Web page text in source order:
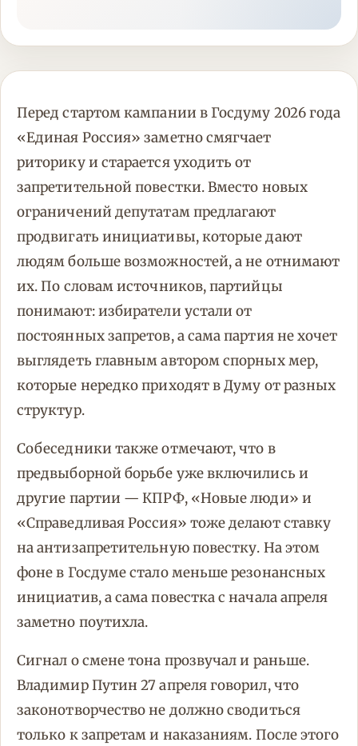
Перед стартом кампании в Госдуму 2026 года
«Единая Россия» заметно смягчает
риторику и старается уходить от
запретительной повестки. Вместо новых
ограничений депутатам предлагают
продвигать инициативы, которые дают
людям больше возможностей, а не отнимают
их. По словам источников, партийцы
понимают: избиратели устали от
постоянных запретов, а сама партия не хочет
выглядеть главным автором спорных мер,
которые нередко приходят в Думу от разных
структур.
Собеседники также отмечают, что в
предвыборной борьбе уже включились и
другие партии — КПРФ, «Новые люди» и
«Справедливая Россия» тоже делают ставку
на антизапретительную повестку. На этом
фоне в Госдуме стало меньше резонансных
инициатив, а сама повестка с начала апреля
заметно поутихла.
Сигнал о смене тона прозвучал и раньше.
Владимир Путин 27 апреля говорил, что
законотворчество не должно сводиться
только к запретам и наказаниям. После этого